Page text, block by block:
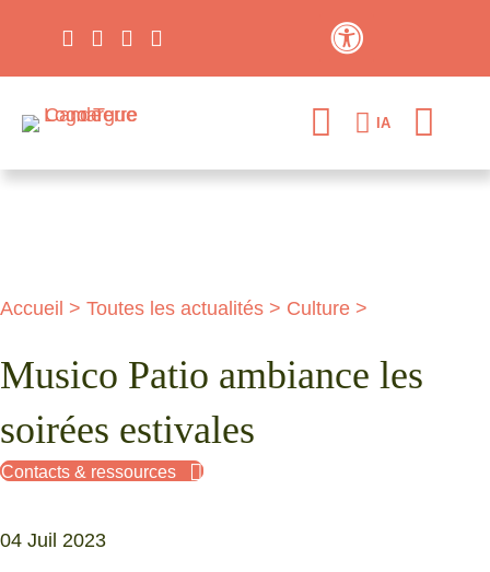
IA
Accueil > Toutes les actualités > Culture >
Musico Patio ambiance les
soirées estivales
Contacts & ressources
04 Juil 2023